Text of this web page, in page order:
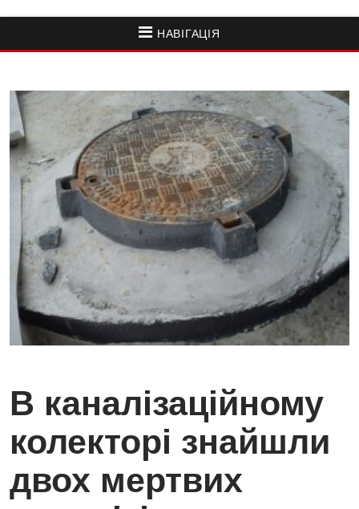
НАВІГАЦІЯ
В каналізаційному
колекторі знайшли
двох мертвих